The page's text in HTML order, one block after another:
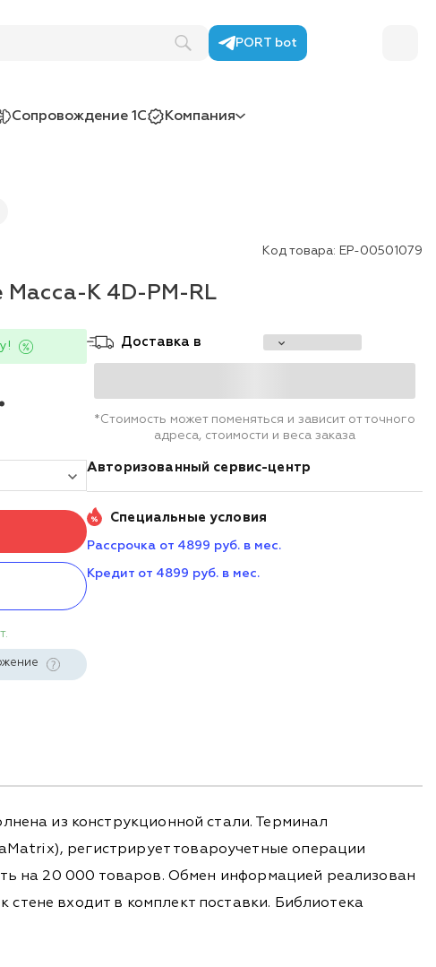
PORT bot
Сопровождение 1С Компания
Код товара: ЕР-00501079
К 4D-PM-RL
Доставка в
*Стоимость может поменяться и зависит от точного
адреса, стоимости и веса заказа
Авторизованный сервис-центр
Специальные условия
Рассрочка от 4899 руб. в мес.
Кредит от 4899 руб. в мес.
из конструкционной стали. Терминал
регистрирует товароучетные операции
на 20 000 товаров. Обмен информацией реализован
входит в комплект поставки. Библиотека